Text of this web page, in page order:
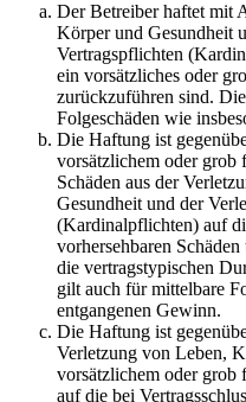
Der Betreiber haftet mit
Körper und Gesundheit
Vertragspflichten
ein vorsätzliches oder
zurückzuführen sind.
Folgeschäden wie
Die Haftung ist
vorsätzlichem oder grob
Schäden aus der
Gesundheit und der
(Kardinalpflichten) auf
vorhersehbaren
die vertragstypischen
gilt auch für mittelbare
entgangenen Gewinn.
Die Haftung ist
Verletzung von Leben,
vorsätzlichem oder grob
auf die bei